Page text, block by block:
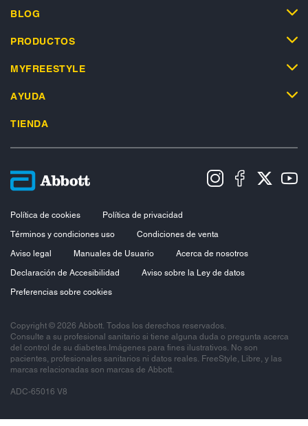
BLOG
PRODUCTOS
MYFREESTYLE
AYUDA
TIENDA
Política de cookies
Política de privacidad
Términos y condiciones uso
Condiciones de venta
Aviso legal
Manuales de Usuario
Acerca de nosotros
Declaración de Accesibilidad
Aviso sobre la Ley de datos
Preferencias sobre cookies
Copyright © 2026 Abbott. Todos los derechos reservados.
Consulte a su profesional sanitario si tiene alguna duda o pregunta acerca
del control de su diabetes.Imágenes para fines ilustrativos. No son
pacientes, profesionales sanitarios ni datos reales. FreeStyle, Libre, y las
marcas relacionadas son marcas de Abbott.
ADC-65016 V8